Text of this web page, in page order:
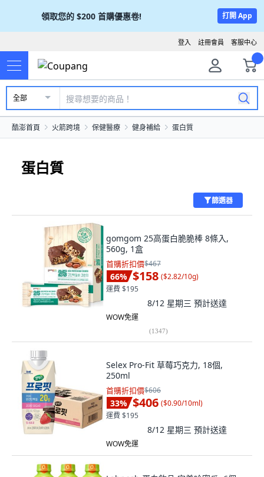
領取您的 $200 首購優惠卷! 打開 App
客服中心
註冊會員
登入
全部
酷澎首頁 火箭跨境 保健醫療 健身補給 蛋白質
蛋白質
篩選器
gomgom 25高蛋白脆脆棒 8條入,
560g, 1盒
首購折扣價$467
66% $158 ($2.82/10g)
運費 $195
8/12 星期三 預計送達
WOW免運
(1347)
Selex Pro-Fit 草莓巧克力, 18個,
250ml
首購折扣價$606
33% $406 ($0.90/10ml)
運費 $195
8/12 星期三 預計送達
WOW免運